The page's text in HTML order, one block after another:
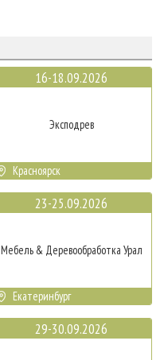
16-18.09.2026
Эксподрев
Красноярск
23-25.09.2026
Мебель & Деревообработка Урал
Екатеринбург
29-30.09.2026